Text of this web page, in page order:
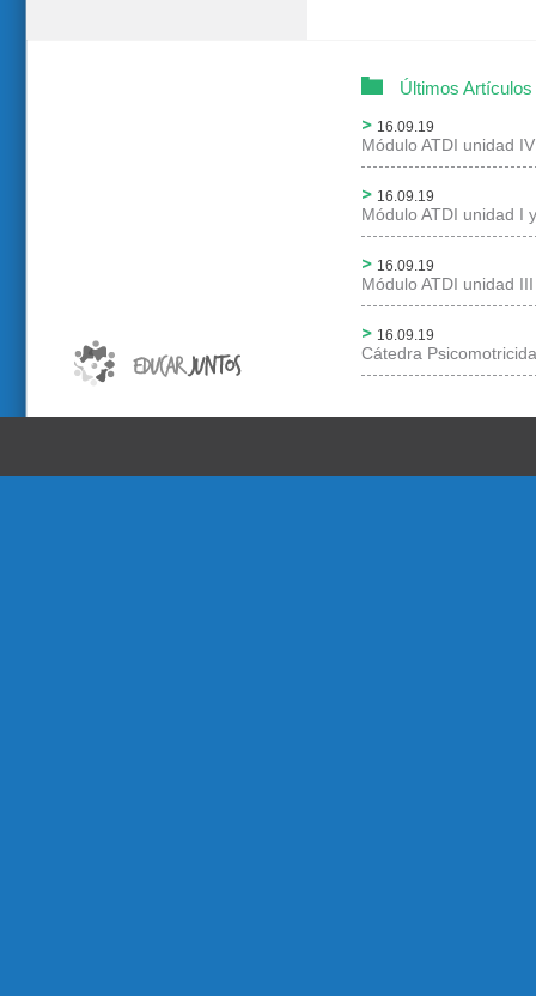
Últimos Artículos
16.09.19
Módulo ATDI unidad IV
16.09.19
Módulo ATDI unidad I
16.09.19
Módulo ATDI unidad III
16.09.19
Cátedra